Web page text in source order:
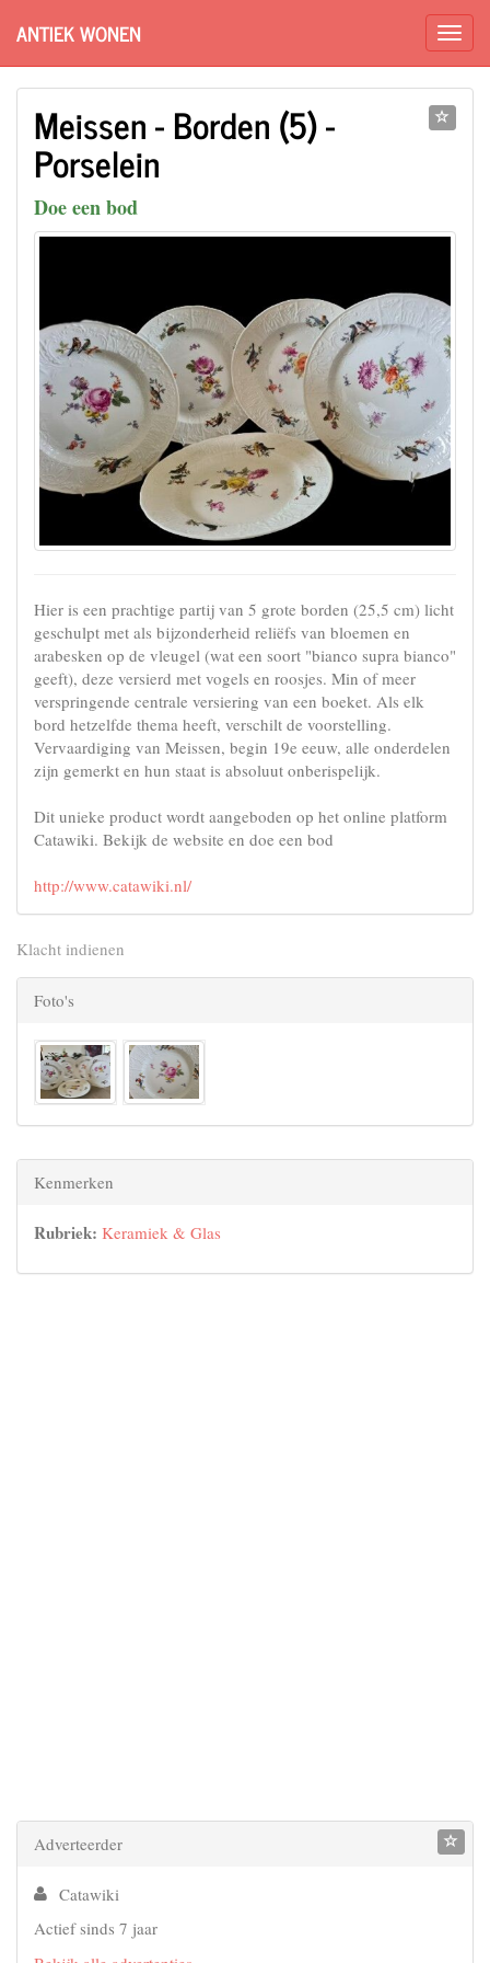
ANTIEK WONEN
Meissen - Borden (5) -
Porselein
Doe een bod
Hier is een prachtige partij van 5 grote borden (25,5 cm) licht
geschulpt met als bijzonderheid reliëfs van bloemen en
arabesken op de vleugel (wat een soort "bianco supra bianco"
geeft), deze versierd met vogels en roosjes. Min of meer
verspringende centrale versiering van een boeket. Als elk
bord hetzelfde thema heeft, verschilt de voorstelling.
Vervaardiging van Meissen, begin 19e eeuw, alle onderdelen
zijn gemerkt en hun staat is absoluut onberispelijk.
Dit unieke product wordt aangeboden op het online platform
Catawiki. Bekijk de website en doe een bod
http://www.catawiki.nl/
Klacht indienen
Foto's
Kenmerken
Rubriek: Keramiek & Glas
Adverteerder
Catawiki
Actief sinds 7 jaar